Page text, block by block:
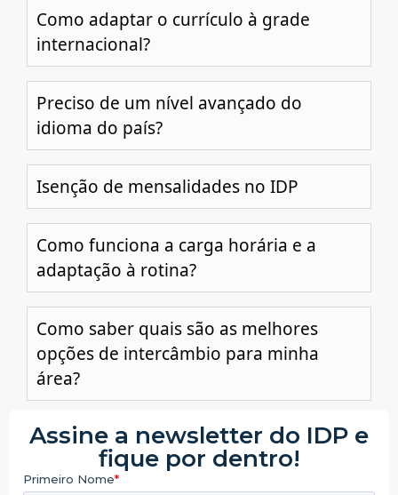
Como adaptar o currículo à grade
internacional?
Preciso de um nível avançado do
idioma do país?
Isenção de mensalidades no IDP
Como funciona a carga horária e a
adaptação à rotina?
Como saber quais são as melhores
opções de intercâmbio para minha
área?
Assine a newsletter do IDP e
fique por dentro!